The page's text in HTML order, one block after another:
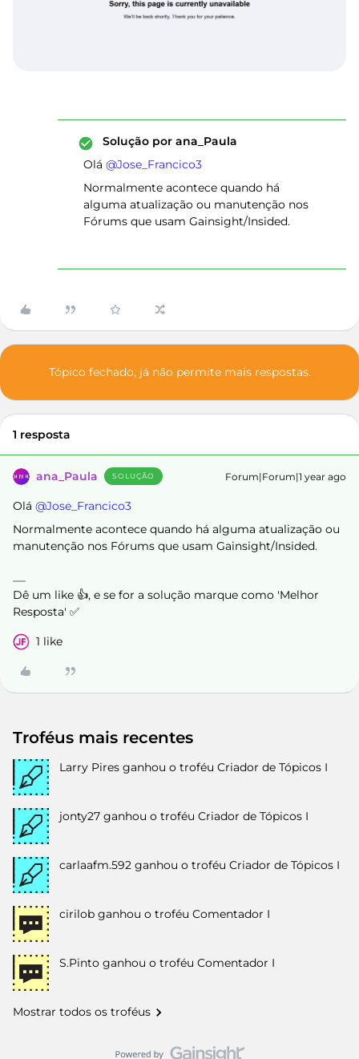
Solução por ana_Paula
Olá ​ @Jose_Francico3
Normalmente acontece quando há
alguma atualização ou manutenção nos
Fórums que usam Gainsight/Insided.
Tópico fechado, já não permite mais respostas.
1 resposta
ana_Paula SOLUÇÃO Forum|Forum|1 year ago
Olá ​ @Jose_Francico3
Normalmente acontece quando há alguma atualização ou
manutenção nos Fórums que usam Gainsight/Insided.
Dê um like 👍, e se for a solução marque como 'Melhor
Resposta' ✅
1 like
Troféus mais recentes
Larry Pires ganhou o troféu Criador de Tópicos I
jonty27 ganhou o troféu Criador de Tópicos I
carlaafm.592 ganhou o troféu Criador de Tópicos I
cirilob ganhou o troféu Comentador I
S.Pinto ganhou o troféu Comentador I
Mostrar todos os troféus